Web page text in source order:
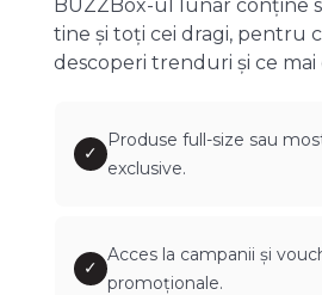
BUZZBox-ul lunar conține
tine și toți cei dragi, pentru
descoperi trenduri și ce mai
✓
Produse full-size sau
exclusive.
✓
Acces la campanii și
promoționale.